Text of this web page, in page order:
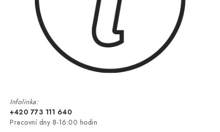
Infolinka:
+420 773 111 640
Pracovní dny 8-16:00 hodin